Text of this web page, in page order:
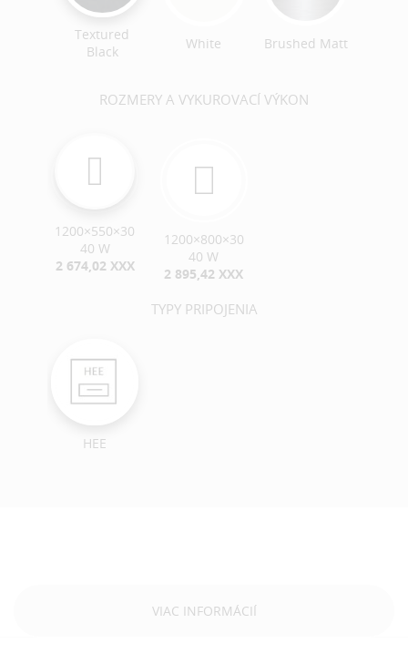
Textured
Black
White Brushed Matt
ROZMERY A VYKUROVACÍ VÝKON
1200×550×30
40 W
2 674,02 XXX
1200×800×30
40 W
2 895,42 XXX
TYPY PRIPOJENIA
HEE
VIAC INFORMÁCIÍ